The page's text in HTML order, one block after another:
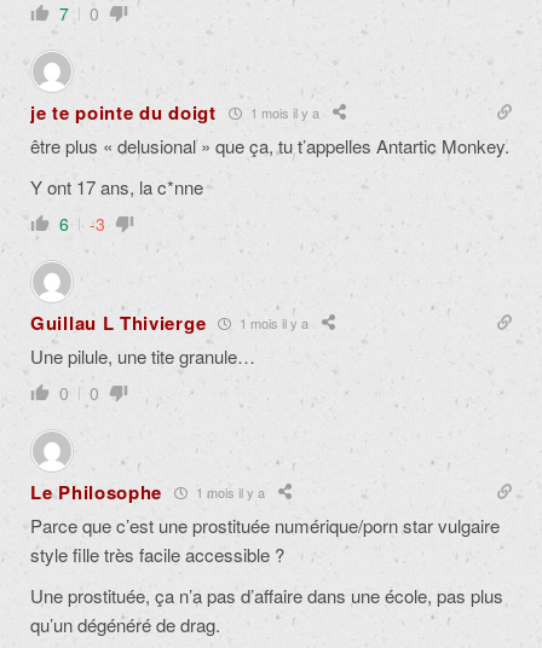
7 0
je te pointe du doigt 1 mois il y a
être plus « delusional » que ça, tu t’appelles Antartic Monkey.
Y ont 17 ans, la c*nne
6 -3
Guillau L Thivierge 1 mois il y a
Une pilule, une tite granule…
0 0
Le Philosophe 1 mois il y a
Parce que c’est une prostituée numérique/porn star vulgaire
style fille très facile accessible ?
Une prostituée, ça n’a pas d’affaire dans une école, pas plus
qu’un dégénéré de drag.